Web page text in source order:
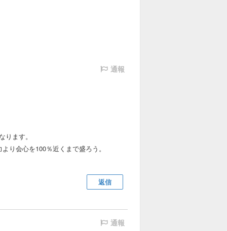
通報
ます。
り会心を100％近くまで盛ろう。
返信
通報